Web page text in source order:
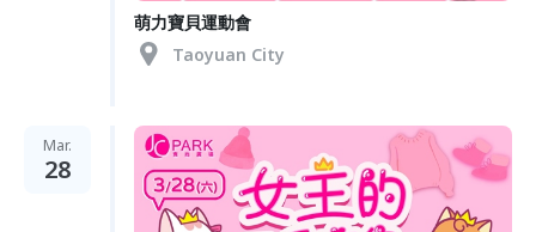
萌力寶貝運動會
Taoyuan City
Mar.
28